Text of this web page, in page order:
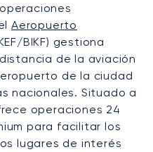
Aeropuerto
BIKF) gestiona
de la aviación
de la ciudad
nacionales. Situado a
operaciones 24
para facilitar los
lugares de interés